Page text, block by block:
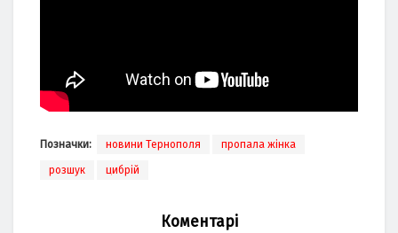
Позначки: новини Тернополя пропала жінка
розшук цибрій
Коментарі